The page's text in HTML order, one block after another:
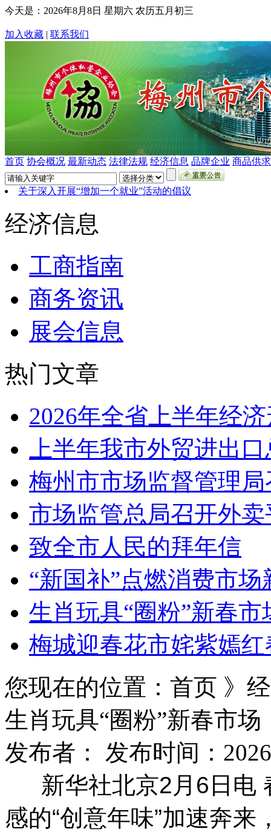
今天是： 2026年8月8日 星期六 农历五月初三
加入收藏 | 联系我们
首页 协会概况 最新动态 法律法规 经济信息 品牌企业 商品供求
关于深入开展“增加一个就业”活动的倡议
经济信息
工商指南
商务资讯
展会信息
热门文章
2026年全省上半年经
上半年我市外贸进出
梅州市市场监督管理
市场监管总局召开外
致全市人民的拜年信
“新国补”点燃消费市
生肖玩具“圈粉”新春市
梅城迎春花市姹紫嫣
您现在的位置：首页 》
生肖玩具“圈粉”新春市场
发布者： 发布时间：
新华社北京2月6日电
感的“创意年味”加速奔